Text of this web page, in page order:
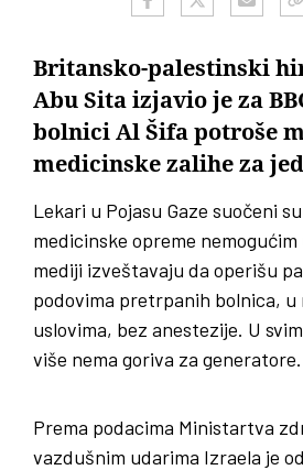
Britansko-palestinski
Abu Sita izjavio je za
bolnici Al Šifa potroše
medicinske zalihe za
Lekari u Pojasu Gaze suočeni
medicinske opreme
mediji izveštavaju da operišu
podovima pretrpanih bolnica, u
uslovima, bez anestezije. U
više nema goriva za generatore.
Prema podacima Ministartva
vazdušnim udarima Izraela je